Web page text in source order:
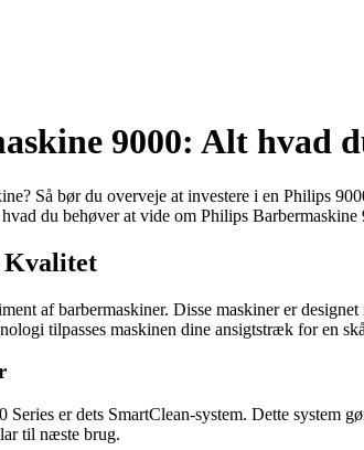
9000: Alt hvad
Så bør du overveje at investere i en Philips
du behøver at vide om Philips Barbermaskine
Kvalitet
af barbermaskiner. Disse maskiner er
tilpasses maskinen dine ansigtstræk for en
er dets SmartClean-system. Dette
til næste brug.